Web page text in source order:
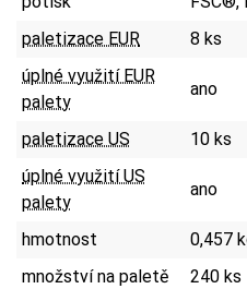
paletizace EUR
8 ks
úplné využití EUR
palety
ano
paletizace US
10 ks
úplné využití US
palety
ano
hmotnost
0,457
množství na paletě
240 ks